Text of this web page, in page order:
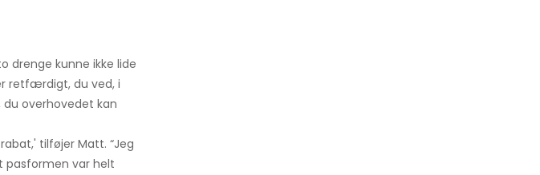
drenge kunne ikke lide
retfærdigt, du ved, i
overhovedet kan
tilføjer Matt. “Jeg
pasformen var helt